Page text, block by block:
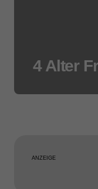
4 Alter
ANZEIGE